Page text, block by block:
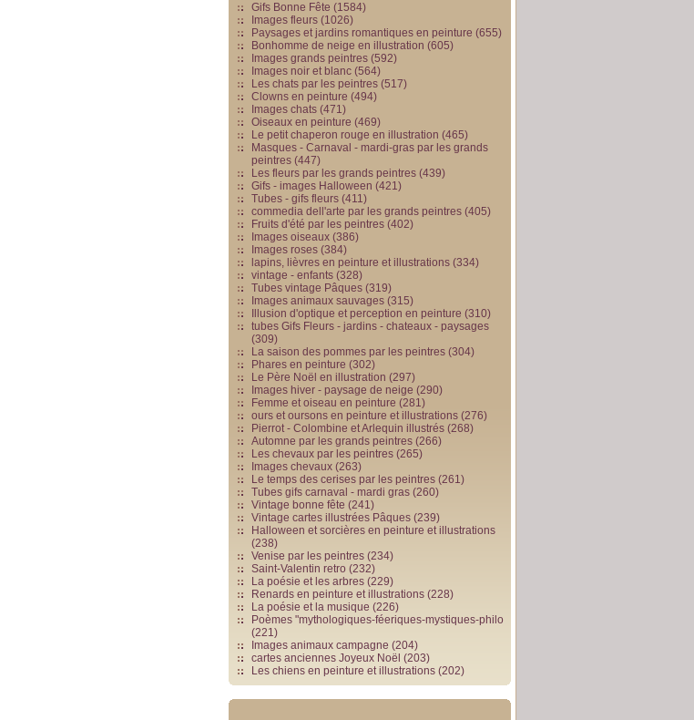
Gifs Bonne Fête (1584)
Images fleurs (1026)
Paysages et jardins romantiques en peinture (655)
Bonhomme de neige en illustration (605)
Images grands peintres (592)
Images noir et blanc (564)
Les chats par les peintres (517)
Clowns en peinture (494)
Images chats (471)
Oiseaux en peinture (469)
Le petit chaperon rouge en illustration (465)
Masques - Carnaval - mardi-gras par les grands
peintres (447)
Les fleurs par les grands peintres (439)
Gifs - images Halloween (421)
Tubes - gifs fleurs (411)
commedia dell'arte par les grands peintres (405)
Fruits d'été par les peintres (402)
Images oiseaux (386)
Images roses (384)
lapins, lièvres en peinture et illustrations (334)
vintage - enfants (328)
Tubes vintage Pâques (319)
Images animaux sauvages (315)
Illusion d'optique et perception en peinture (310)
tubes Gifs Fleurs - jardins - chateaux - paysages
(309)
La saison des pommes par les peintres (304)
Phares en peinture (302)
Le Père Noël en illustration (297)
Images hiver - paysage de neige (290)
Femme et oiseau en peinture (281)
ours et oursons en peinture et illustrations (276)
Pierrot - Colombine et Arlequin illustrés (268)
Automne par les grands peintres (266)
Les chevaux par les peintres (265)
Images chevaux (263)
Le temps des cerises par les peintres (261)
Tubes gifs carnaval - mardi gras (260)
Vintage bonne fête (241)
Vintage cartes illustrées Pâques (239)
Halloween et sorcières en peinture et illustrations
(238)
Venise par les peintres (234)
Saint-Valentin retro (232)
La poésie et les arbres (229)
Renards en peinture et illustrations (228)
La poésie et la musique (226)
Poèmes "mythologiques-féeriques-mystiques-philo
(221)
Images animaux campagne (204)
cartes anciennes Joyeux Noël (203)
Les chiens en peinture et illustrations (202)